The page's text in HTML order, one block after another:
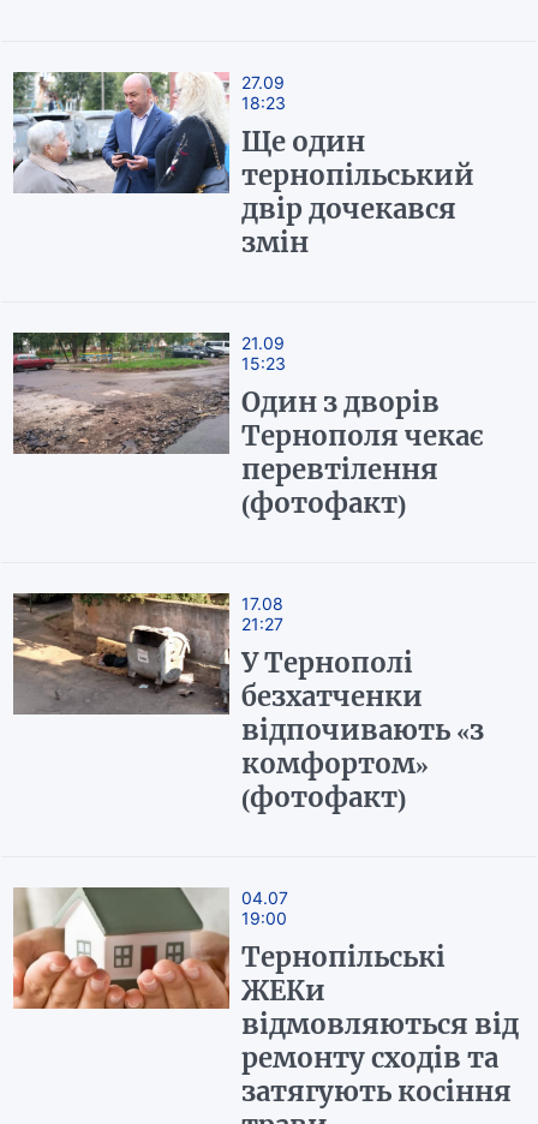
27.09
18:23
Ще один
тернопільський
двір дочекався
змін
21.09
15:23
Один з дворів
Тернополя чекає
перевтілення
(фотофакт)
17.08
21:27
У Тернополі
безхатченки
відпочивають «з
комфортом»
(фотофакт)
04.07
19:00
Тернопільські
ЖЕКи
відмовляються від
ремонту сходів та
затягують косіння